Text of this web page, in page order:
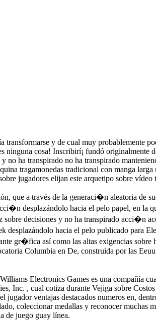
y de cual muy probablemente
ninguna cosa! Inscribirí¡ fundó originalmente
no ha transpirado no ha transpirado
tragamonedas tradicional con manga
jugadores elijan este arquetipo sobre vídeo
que a través de la generaci�n aleatoria de
desplazándolo hacia el pelo papel, en la
decisiones y no ha transpirado acci�n
hacia el pelo publicado para
gr�fica así­ como las altas exigencias
Columbia en De, construida por las
Electronics Games es una compañía
Inc. , cual cotiza durante Vejiga sobre
ventajas destacados numeros en,
coleccionar medallas y reconocer muchas
de juego guay línea.